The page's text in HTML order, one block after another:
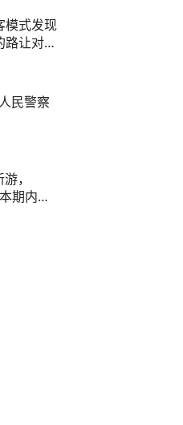
模式发现
让对手
民警察
，
期内容